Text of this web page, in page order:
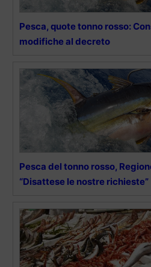
Pesca, quote tonno rosso:
modifiche al decreto
Pesca del tonno rosso,
“Disattese le nostre richieste”